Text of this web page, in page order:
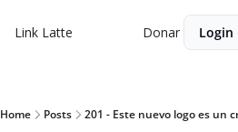
Link Latte Donar Login
Home Posts 201 - Este nuevo logo es un